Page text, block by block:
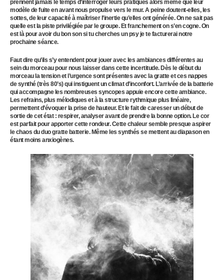
prennent jamais le temps d’interroger leurs pratiques alors même que leur
modèle de fuite en avant nous propulse vers le mur. A peine doutent-elles, les
sottes, de leur capacité à maîtriser l’inertie qu’elles ont générée. On ne sait pas
quelle est la piste privilégiée par le groupe. Et franchement on s’en cogne. On
est là pour avoir du bon son si tu cherches un psy je te facturerai notre
prochaine séance.
Faut dire qu’ils s’y entendent pour jouer avec les ambiances différentes au
sein du morceau pour nous laisser dans cette incertitude. Dès le début du
morceau la tension et l’urgence sont présentes avec la gratte et ces nappes
de synthé (très 80’s) qui instiguent un climat d’inconfort. L’arrivée de la batterie
qui accompagne les nombreuses syncopes appuie encore cette ambiance.
Les refrains, plus mélodiques et à la structure rythmique plus linéaire,
permettent d’évoquer la prise de hauteur. Et le fait de caresser un début de
sortie de cet état : respirer, analyser avant de prendre la bonne option. Le cor
est parfait pour apporter cette rondeur. Cette chaleur semble presque aspirer
le chaos du duo gratte batterie. Même les synthés se mettent au diapason en
étant moins anxiogènes.